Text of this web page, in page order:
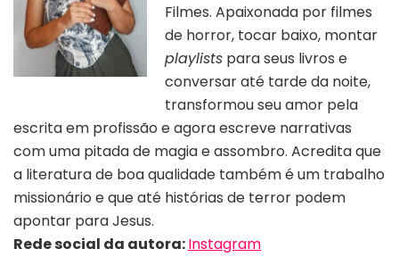
Filmes. Apaixonada por filmes
de horror, tocar baixo, montar
playlists para seus livros e
conversar até tarde da noite,
transformou seu amor pela
escrita em profissão e agora escreve narrativas
com uma pitada de magia e assombro. Acredita que
a literatura de boa qualidade também é um trabalho
missionário e que até histórias de terror podem
apontar para Jesus.
Rede social da autora:Instagram